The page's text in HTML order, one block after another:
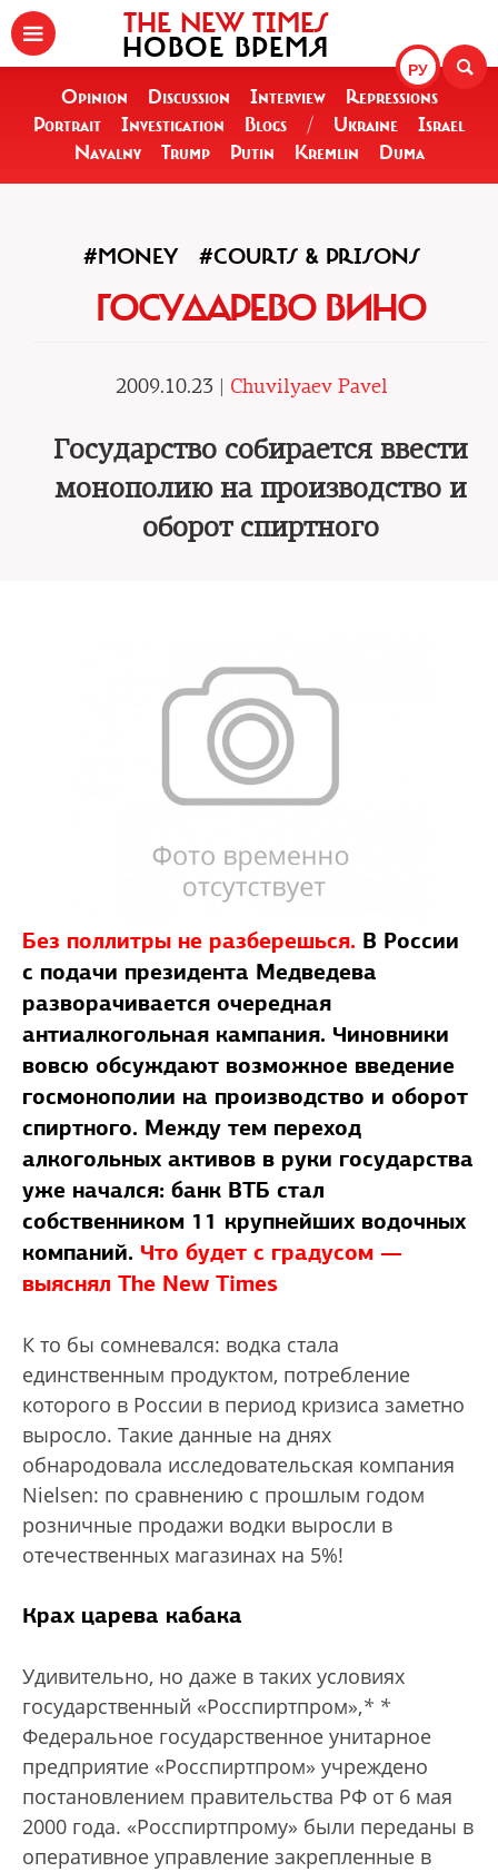
РУ
THE NEW TIMES
НОВОЕ ВРЕМЯ
Opinion Discussion Interview
Repressions
Portrait
Investigation Blogs / Ukraine
Israel
Navalny
Trump Putin Kremlin Duma
#MONEY #COURTS & PRISONS
ГОСУДАРЕВО ВИНО
2009.10.23 | Chuvilyaev Pavel
Государство собирается ввести
монополию на производство и
оборот спиртного
Без поллитры не разберешься. В России
с подачи президента Медведева
разворачивается очередная
антиалкогольная кампания. Чиновники
вовсю обсуждают возможное введение
госмонополии на производство и оборот
спиртного. Между тем переход
алкогольных активов в руки государства
уже начался: банк ВТБ стал
собственником 11 крупнейших водочных
компаний. Что будет с градусом —
выяснял The New Times
К то бы сомневался: водка стала
единственным продуктом, потребление
которого в России в период кризиса заметно
выросло. Такие данные на днях
обнародовала исследовательская компания
Nielsen: по сравнению с прошлым годом
розничные продажи водки выросли в
отечественных магазинах на 5%!
Крах царева кабака
Удивительно, но даже в таких условиях
государственный «Росспиртпром»,* *
Федеральное государственное унитарное
предприятие «Росспиртпром» учреждено
постановлением правительства РФ от 6 мая
2000 года. «Росспиртпрому» были переданы в
оперативное управление закрепленные в